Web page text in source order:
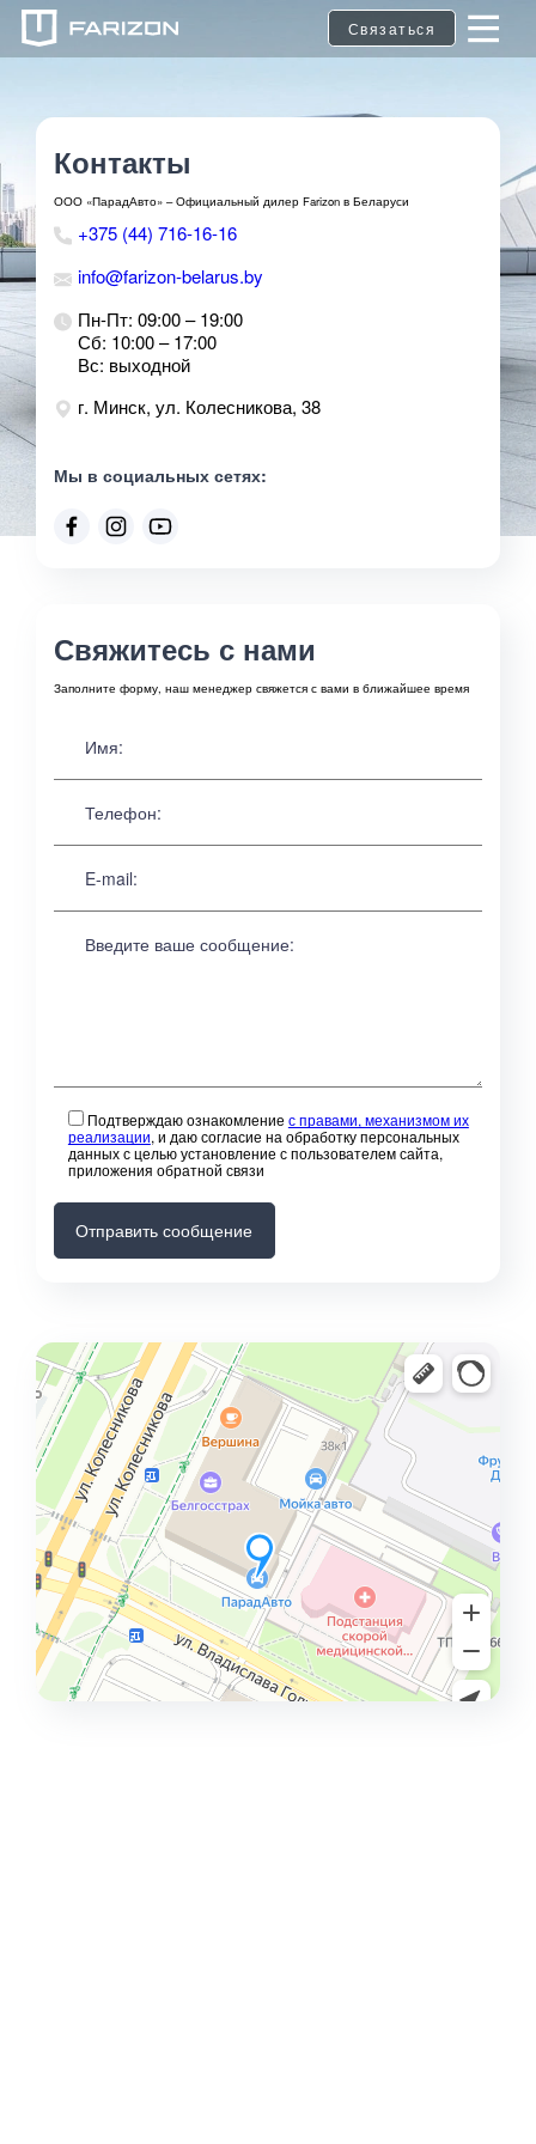
Связаться
Контакты
ООО «ПарадАвто» – Официальный дилер Farizon в Беларуси
+375 (44) 716-16-16
info@farizon-belarus.by
Пн-Пт: 09:00 – 19:00
Сб: 10:00 – 17:00
Вс: выходной
г. Минск, ул. Колесникова, 38
Мы в социальных сетях:
Свяжитесь с нами
Заполните форму, наш менеджер свяжется с вами в ближайшее время
Имя:
Телефон:
E-mail:
Введите ваше сообщение:
Подтверждаю ознакомление с правами, механизмом их
реализации, и даю согласие на обработку персональных
данных с целью установление с пользователем сайта,
приложения обратной связи
Отправить сообщение